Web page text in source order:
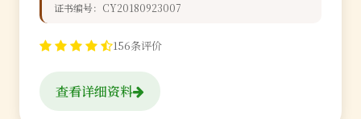
证书编号：CY20180923007
156条评价
查看详细资料